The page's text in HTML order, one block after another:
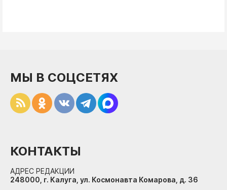
МЫ В СОЦСЕТЯХ
КОНТАКТЫ
АДРЕС РЕДАКЦИИ
248000, г. Калуга, ул. Космонавта Комарова, д. 36